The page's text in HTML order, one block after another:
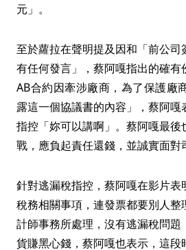
元」。
至於蘿拉在聲明提及因和「前公司
有任何發言」，蔡阿嘎指出的確有
AB合約因牽涉廠商，為了保護廠
露這一個協議書的內容」，蔡阿
指控「妳可以講啊」。蔡阿嘎最
戰，應負起責任還錢，並誠實面對
針對逃漏稅指控，蔡阿嘎在影片表
稅務相關事項，連發票都要別人整
計師事務所處理，沒有逃漏稅問題
貨賺黑心錢，蔡阿嘎也表示，這段